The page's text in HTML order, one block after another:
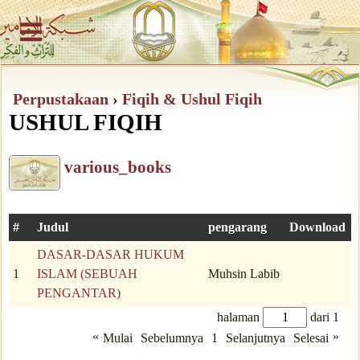
Perpustakaan › Fiqih & Ushul Fiqih
USHUL FIQIH
various_books
# Judul pengarang Download
1
DASAR-DASAR HUKUM
ISLAM (SEBUAH
PENGANTAR)
Muhsin Labib
halaman
dari 1
« Mulai Sebelumnya 1 Selanjutnya Selesai »